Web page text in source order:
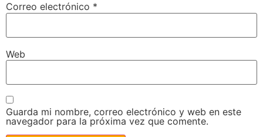
Correo electrónico *
Web
Guarda mi nombre, correo electrónico y web en este
navegador para la próxima vez que comente.